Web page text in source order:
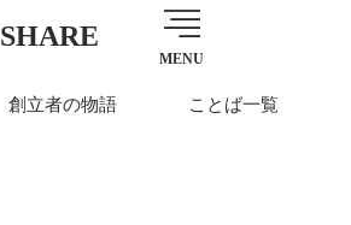
SHARE
MENU
創立者の物語 ことば一覧